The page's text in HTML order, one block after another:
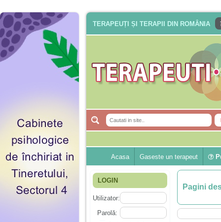
TERAPEUȚI ȘI TERAPII DIN ROMÂNIA
Acasa Gaseste un terapeut
LOGIN
Utilizator:
Parolă:
Pagini